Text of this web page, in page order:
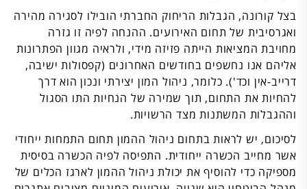
בצל קורונה, הגבלות הריחוק החברתי הובילו לסגירה מהירה
ואגרסיבית של תחום האירועים. ההנחה לפיה זו גזרה
מחויבת המציאות הייתה פזיזה מידי, ולראיה מגוון הפתרונות
אליהם אנו נחשפים בחודשים האחרונים (קפסולות ישיבה,
דרייב-אין וכד'). כלומר, ניהול המון יצירתי ונכון הוא דרך
להחיות את התחום, תוך שמירה של הנחיות התו הסגול
וההגבלות המשתנות מצד הרשויות.
לסיכום, יש לראות בתחום ניהול ההמון תחום התמחות ייחודי
אשר מחייב הכשרה ייחודית. התפיסה לפיה הכשרה בסיסית
מספיקה כדי להוסיף את יכולת ניהול ההמון לארגז הכלים של